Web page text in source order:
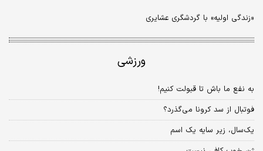
«زندگی اولیه» با گردشگری عشایری
ورزشی
به نفع ما باش تا قبولت کنیم!
فوتبال از سد کرونا می‌گذرد؟
یک‌سال، زیر سایه یک اسم